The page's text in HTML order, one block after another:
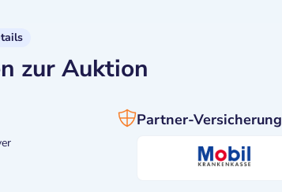
zur Auktion
Partner-Versicherung